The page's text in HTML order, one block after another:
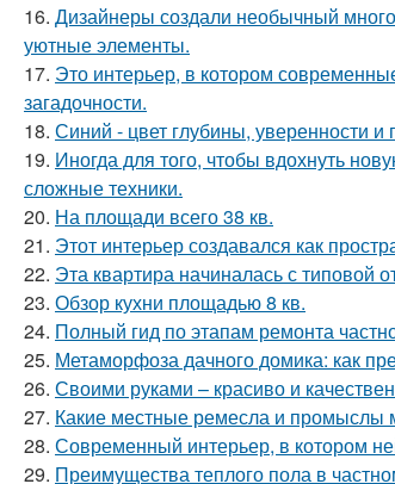
16. Дизайнеры создали необычный
уютные элементы.
17. Это интерьер, в котором
загадочности.
18. Синий - цвет глубины, уверенности и
19. Иногда для того, чтобы вдохнуть
сложные техники.
20. На площади всего 38 кв.
21. Этот интерьер создавался как
22. Эта квартира начиналась с типовой
23. Обзор кухни площадью 8 кв.
24. Полный гид по этапам ремонта
25. Метаморфоза дачного домика: как
26. Своими руками – красиво и
27. Какие местные ремесла и промыслы
28. Современный интерьер, в котором
29. Преимущества теплого пола в